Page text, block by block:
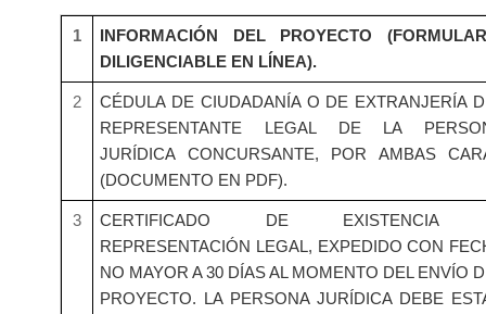
1
INFORMACIÓN DEL PROYECTO
DILIGENCIABLE EN LÍNEA).
2
CÉDULA DE CIUDADANÍA O DE EXTRANJERÍA
REPRESENTANTE LEGAL DE LA
JURÍDICA CONCURSANTE, POR AMBAS
(DOCUMENTO EN PDF).
3
CERTIFICADO DE EXISTENCIA
REPRESENTACIÓN LEGAL, EXPEDIDO CON
NO MAYOR A 30 DÍAS AL MOMENTO DEL ENVÍO
PROYECTO. LA PERSONA JURÍDICA DEBE